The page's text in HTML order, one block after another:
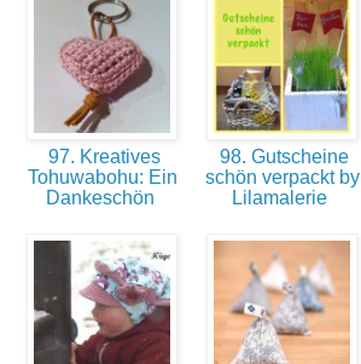
97. Kreatives
Tohuwabohu: Ein
Dankeschön
98. Gutscheine
schön verpackt by
Lilamalerie